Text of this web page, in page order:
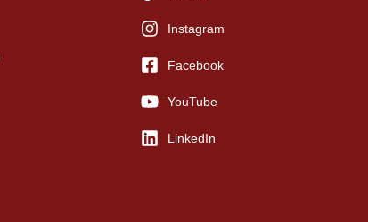
Instagram
Facebook
YouTube
LinkedIn